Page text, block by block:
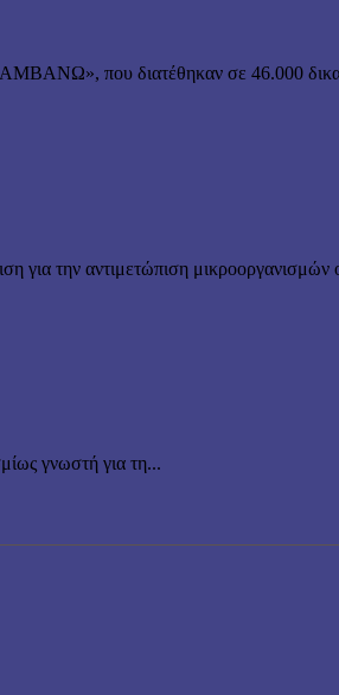
που διατέθηκαν σε 46.000
για την αντιμετώπιση μικροοργανισμών
γνωστή για τη...